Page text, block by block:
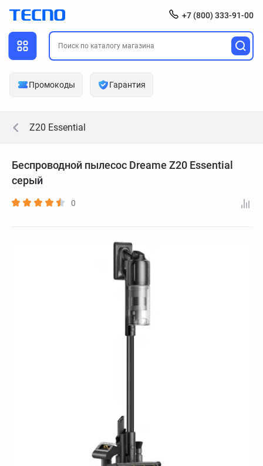
+7 (800) 333-91-00
Промокоды Гарантия
Z20 Essential
Беспроводной пылесос Dreame Z20 Essential
серый
0